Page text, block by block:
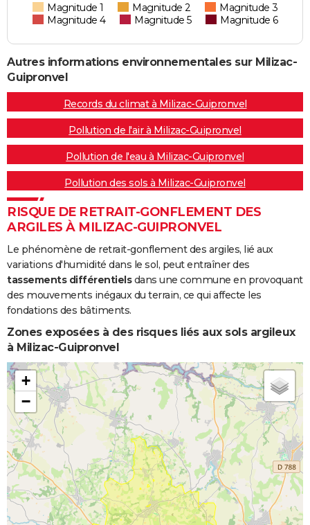
Magnitude 1 Magnitude 2
Magnitude 3
Magnitude 4
Magnitude 5 Magnitude 6
Autres informations environnementales sur Milizac-
Guipronvel
Records du climat à Milizac-Guipronvel
Pollution de l'air à Milizac-Guipronvel
Pollution de l'eau à Milizac-Guipronvel
Pollution des sols à Milizac-Guipronvel
RISQUE DE RETRAIT-GONFLEMENT DES
ARGILES À MILIZAC-GUIPRONVEL
Le phénomène de retrait-gonflement des argiles, lié aux
variations d'humidité dans le sol, peut entraîner des
tassements différentielsdans une commune en provoquant
des mouvements inégaux du terrain, ce qui affecte les
fondations des bâtiments.
Zones exposées à des risques liés aux sols argileux
à Milizac-Guipronvel
+
−